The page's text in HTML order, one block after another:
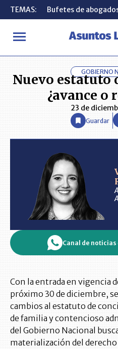
TEMAS: Bufetes de
INICIO ANÁLISIS
TEMAS: Bufetes de
GOBIERNO
Nuevo estatuto
¿avance o
23 de
Guardar
Canal de
Con la entrada en vigencia
próximo 30 de diciembre,
cambios al estatuto de
de familia y contencioso
del Gobierno Nacional
materialización del derecho